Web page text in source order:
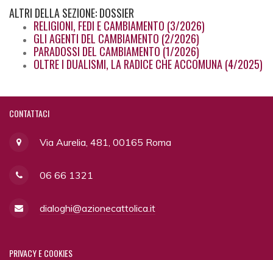
ALTRI DELLA SEZIONE: DOSSIER
RELIGIONI, FEDI E CAMBIAMENTO (3/2026)
GLI AGENTI DEL CAMBIAMENTO (2/2026)
PARADOSSI DEL CAMBIAMENTO (1/2026)
OLTRE I DUALISMI, LA RADICE CHE ACCOMUNA (4/2025)
CONTATTACI
Via Aurelia, 481, 00165 Roma
06 66 1321
dialoghi@azionecattolica.it
PRIVACYE COOKIES